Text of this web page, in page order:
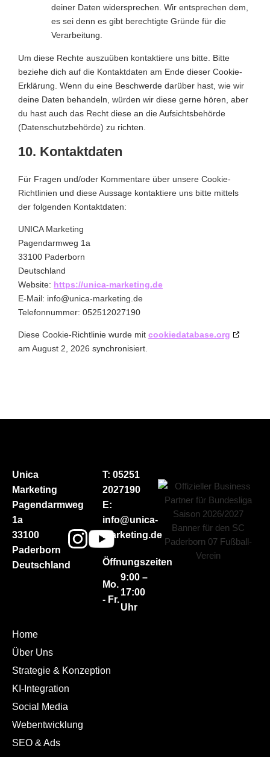
deiner Daten widersprechen. Wir entsprechen dem,
es sei denn es gibt berechtigte Gründe für die
Verarbeitung.
Um diese Rechte auszuüben kontaktiere uns bitte. Bitte
beziehe dich auf die Kontaktdaten am Ende dieser Cookie-
Erklärung. Wenn du eine Beschwerde darüber hast, wie wir
deine Daten behandeln, würden wir diese gerne hören, aber
du hast auch das Recht diese an die Aufsichtsbehörde
(Datenschutzbehörde) zu richten.
10. Kontaktdaten
Für Fragen und/oder Kommentare über unsere Cookie-
Richtlinien und diese Aussage kontaktiere uns bitte mittels
der folgenden Kontaktdaten:
UNICA Marketing
Pagendarmweg 1a
33100 Paderborn
Deutschland
Website: https://unica-marketing.de
E-Mail: info@unica-marketing.de
Telefonnummer: 052512027190
Diese Cookie-Richtlinie wurde mit cookiedatabase.org
am August 2, 2026 synchronisiert.
Unica
Marketing
Pagendarmweg
1a
33100
Paderborn
Deutschland
T: 05251
2027190
E:
info@unica-
marketing.de
Öffnungszeiten
Mo.
- Fr.
9:00 –
17:00
Uhr
Home
Über Uns
Strategie & Konzeption
KI-Integration
Social Media
Webentwicklung
SEO & Ads